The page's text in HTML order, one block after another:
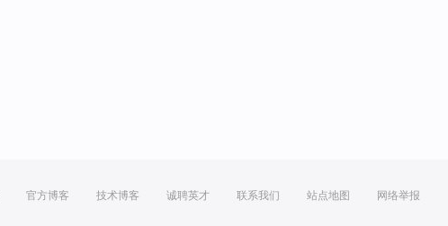
官方博客 技术博客 诚聘英才 联系我们 站点地图 网络举报